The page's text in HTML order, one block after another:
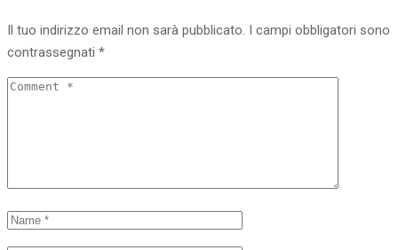
Il tuo indirizzo email non sarà pubblicato. I campi obbligatori sono
contrassegnati *